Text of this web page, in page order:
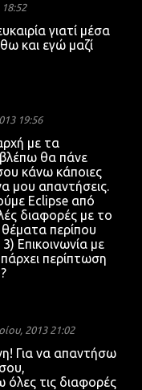
γιατί μέσα
και εγώ μαζί
19:56
με τα
θα πάνε
κάνω κάποιες
μου απαντήσεις.
Eclipse από
διαφορές με το
περίπου
Επικοινωνία με
περίπτωση
2013 21:02
Για να απαντήσω
όλες τις διαφορές